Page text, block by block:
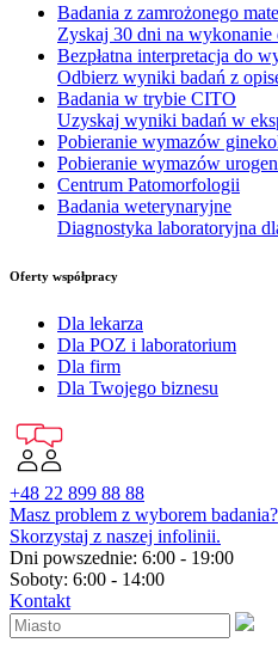
Badania z zamrożonego
Zyskaj 30 dni na wykonanie
Bezpłatna interpretacja do
Odbierz wyniki badań z
Badania w trybie CITO
Uzyskaj wyniki badań w
Pobieranie wymazów
Pobieranie wymazów
Centrum Patomorfologii
Badania weterynaryjne
Diagnostyka laboratoryjna
Oferty współpracy
Dla lekarza
Dla POZ i laboratorium
Dla firm
Dla Twojego biznesu
+48 22 899 88 88
Masz problem z wyborem badania?
Skorzystaj z naszej infolinii.
Dni powszednie: 6:00 - 19:00
Soboty: 6:00 - 14:00
Kontakt